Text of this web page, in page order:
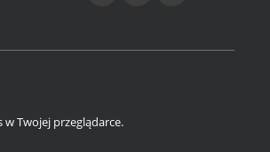
Twojej przeglądarce.